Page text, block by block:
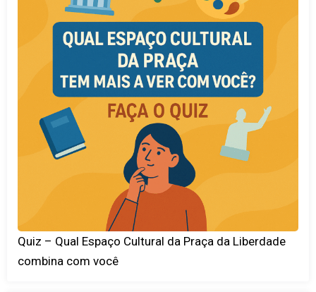
Quiz – Qual Espaço Cultural da Praça da Liberdade
combina com você